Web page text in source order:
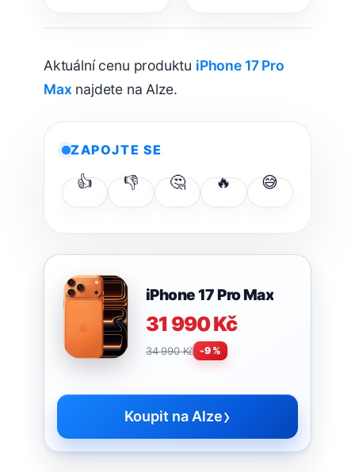
Aktuální cenu produktu iPhone 17 Pro
Max najdete na Alze.
ZAPOJTE SE
👍 👎 🤔 🔥 😅
iPhone 17 Pro Max
31 990 Kč
34 990 Kč -9 %
Koupit na Alze›